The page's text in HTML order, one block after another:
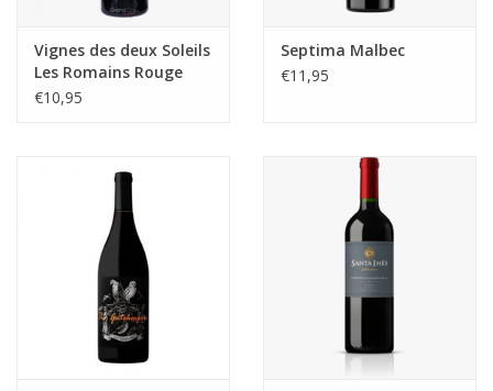
Vignes des deux Soleils
Les Romains Rouge
€10,95
Septima Malbec
€11,95